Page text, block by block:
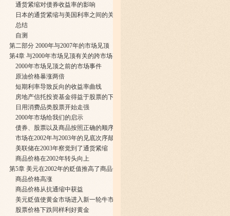
通货紧缩对债券收益率的影响
日本的通货紧缩与美国利率之间的关系
总结
自测
第二部分 2000年与2007年的市场见顶
第4章 与2000年市场见顶有关的跨市场事件
2000年市场见顶之前的市场事件
原油价格暴涨两倍
短期利率导致反向的收益率曲线
房地产信托投资基金得益于股票的下跌
日用消费品类股票开始走强
2000年市场给我们的启示
债券、股票以及商品按照正确的顺序依次见顶
市场在2002年与2003年的见底次序颠覆了既有模式
美联储在2003年察觉到了通货紧缩
商品价格在2002年转头向上
第5章 美元在2002年的贬值推高了商品价格
商品价格高涨
商品价格从抗通缩中获益
美元贬值使黄金市场进入新一轮牛市
股票价格下跌同样利好黄金